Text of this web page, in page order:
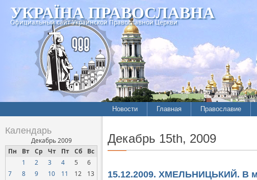
УКРАЇНА ПРАВОСЛАВНА
Официальный сайт Украинской Православной Церкви
Новости Главная Православие
Календарь
Декабрь 2009
Пн
Вт Ср Чт Пт Сб Вс
1 2 3 4 5
6
7
8 9 10 11 12
13
Декабрь 15th, 2009
15.12.2009. ХМЕЛЬНИЦЬКИЙ. В